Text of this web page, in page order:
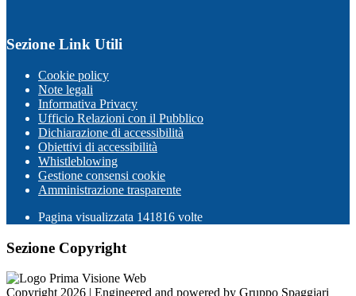
Sezione Link Utili
Cookie policy
Note legali
Informativa Privacy
Ufficio Relazioni con il Pubblico
Dichiarazione di accessibilità
Obiettivi di accessibilità
Whistleblowing
Gestione consensi cookie
Amministrazione trasparente
Pagina visualizzata 141816 volte
Sezione Copyright
Copyright 2026 | Engineered and powered by Gruppo Spaggiari